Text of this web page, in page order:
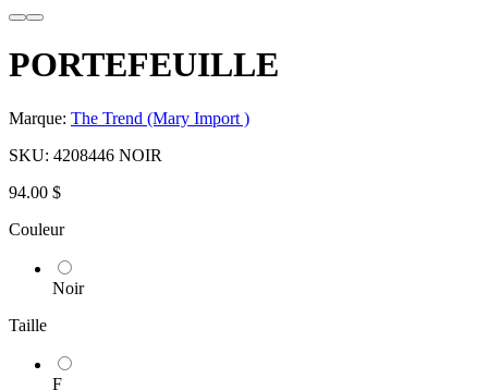
PORTEFEUILLE
Marque: The Trend (Mary Import )
SKU: 4208446 NOIR
94.00 $
Couleur
Noir
Taille
F